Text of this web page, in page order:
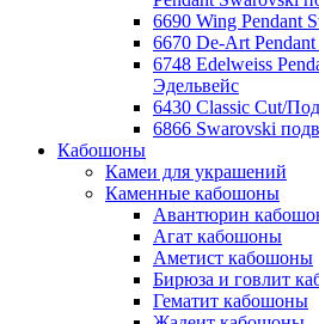
6690 Wing Pendant
6670 De-Art
6748 Edelweiss
Эдельвейс
6430 Classic Cut/
6866 Swarovski
Кабошоны
Камеи для украшений
Каменные кабошоны
Авантюрин
Агат кабошоны
Аметист кабошоны
Бирюза и говлит
Гематит кабошоны